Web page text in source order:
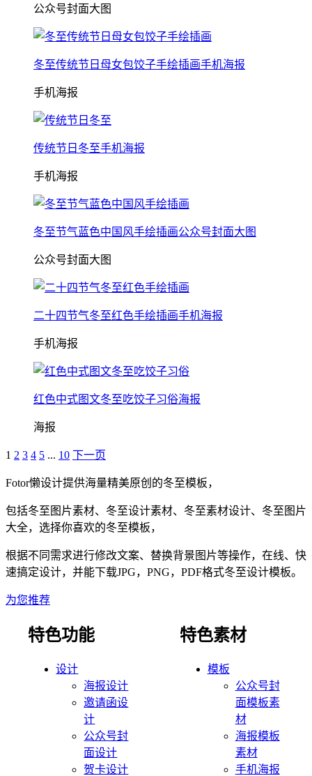
公众号封面大图
冬至传统节日母女包饺子手绘插画手机海报
手机海报
传统节日冬至手机海报
手机海报
冬至节气蓝色中国风手绘插画公众号封面大图
公众号封面大图
二十四节气冬至红色手绘插画手机海报
手机海报
红色中式图文冬至吃饺子习俗海报
海报
1 2 3 4 5 ... 10 下一页
Fotor懒设计提供海量精美原创的冬至模板，
包括冬至 图片素材、 冬至设计素材、 冬至素材设计、 冬至 图片
大全，选择你喜欢的冬至模板，
根据不同需求进行修改文案、替换背景图片等操作，在线、快
速搞定设计，并能下载JPG，PNG，PDF格式冬至设计模板。
为您推荐
特色功能
设计
海报设计
邀请函设
计
公众号封
面设计
贺卡设计
特色素材
模板
公众号封
面模板素
材
海报模板
素材
手机海报